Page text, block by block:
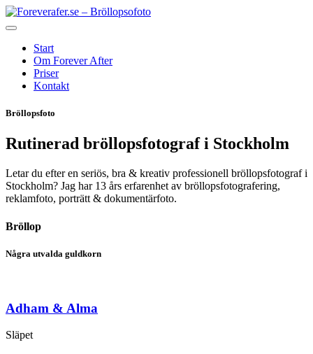
Start
Om Forever After
Priser
Kontakt
Bröllopsfoto
Rutinerad bröllopsfotograf i Stockholm
Letar du efter en seriös, bra & kreativ professionell bröllopsfotograf i
Stockholm? Jag har 13 års erfarenhet av bröllopsfotografering,
reklamfoto, porträtt & dokumentärfoto.
Bröllop
Några utvalda guldkorn
Adham & Alma
Släpet